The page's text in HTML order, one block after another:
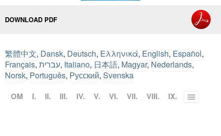
DOWNLOAD PDF
繁體中文, Dansk, Deutsch, Ελληνικά, English, Español,
Français, עברית, Italiano, 日本語, Magyar, Nederlands,
Norsk, Português, Русский, Svenska
OM I. II. III. IV. V. VI. VII. VIII. IX. Toggle